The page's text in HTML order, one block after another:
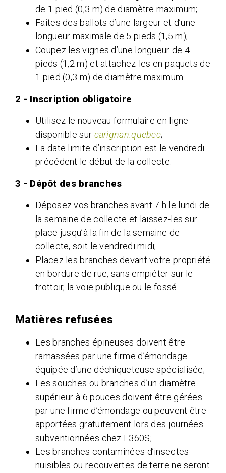
de 1 pied (0,3 m) de diamètre maximum;
Faites des ballots d’une largeur et d’une
longueur maximale de 5 pieds (1,5 m);
Coupez les vignes d’une longueur de 4
pieds (1,2 m) et attachez-les en paquets de
1 pied (0,3 m) de diamètre maximum.
2 - Inscription obligatoire
Utilisez le nouveau formulaire en ligne
disponible sur carignan.quebec;
La date limite d’inscription est le vendredi
précédent le début de la collecte.
3 - Dépôt des branches
Déposez vos branches avant 7 h le lundi de
la semaine de collecte et laissez-les sur
place jusqu’à la fin de la semaine de
collecte, soit le vendredi midi;
Placez les branches devant votre propriété
en bordure de rue, sans empiéter sur le
trottoir, la voie publique ou le fossé.
Matières refusées
Les branches épineuses doivent être
ramassées par une firme d’émondage
équipée d’une déchiqueteuse spécialisée;
Les souches ou branches d’un diamètre
supérieur à 6 pouces doivent être gérées
par une firme d’émondage ou peuvent être
apportées gratuitement lors des journées
subventionnées chez E360S;
Les branches contaminées d’insectes
nuisibles ou recouvertes de terre ne seront